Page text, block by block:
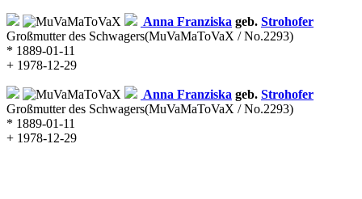
Anna Franziska geb. Strohofer
Großmutter des Schwagers(MuVaMaToVaX / No.2293)
* 1889-01-11
+ 1978-12-29
Anna Franziska geb. Strohofer
Großmutter des Schwagers(MuVaMaToVaX / No.2293)
* 1889-01-11
+ 1978-12-29